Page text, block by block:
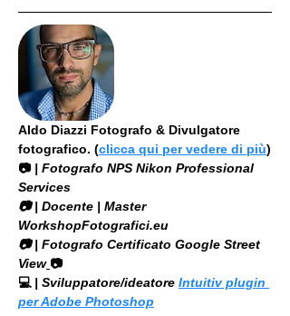
Aldo Diazzi Fotografo & Divulgatore
fotografico. (clicca qui per vedere di più)
📷 | Fotografo NPS Nikon Professional
Services
​📷 | Docente | Master
WorkshopFotografici.eu
📷 | Fotografo Certificato Google Street
View 📷
💻 | Sviluppatore/ideatore Intuitiv plugin
per Adobe Photoshop